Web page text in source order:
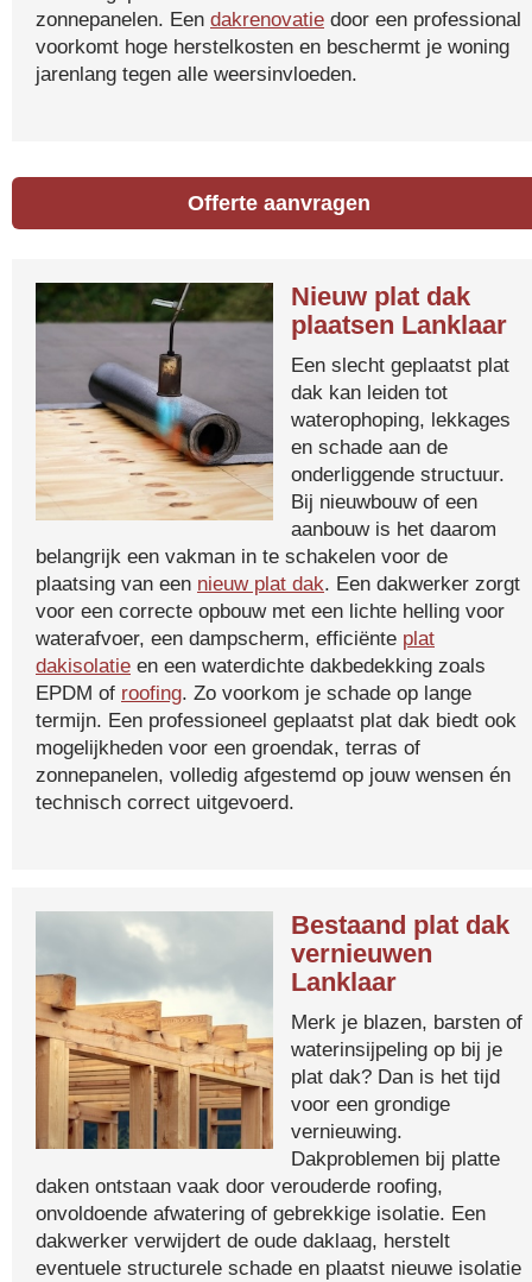
zonnepanelen. Een dakrenovatie door een professional
voorkomt hoge herstelkosten en beschermt je woning
jarenlang tegen alle weersinvloeden.
Offerte aanvragen
Nieuw plat dak
plaatsen Lanklaar
Een slecht geplaatst plat
dak kan leiden tot
waterophoping, lekkages
en schade aan de
onderliggende structuur.
Bij nieuwbouw of een
aanbouw is het daarom
belangrijk een vakman in te schakelen voor de
plaatsing van een nieuw plat dak. Een dakwerker zorgt
voor een correcte opbouw met een lichte helling voor
waterafvoer, een dampscherm, efficiënte plat
dakisolatie en een waterdichte dakbedekking zoals
EPDM of roofing. Zo voorkom je schade op lange
termijn. Een professioneel geplaatst plat dak biedt ook
mogelijkheden voor een groendak, terras of
zonnepanelen, volledig afgestemd op jouw wensen én
technisch correct uitgevoerd.
Bestaand plat dak
vernieuwen
Lanklaar
Merk je blazen, barsten of
waterinsijpeling op bij je
plat dak? Dan is het tijd
voor een grondige
vernieuwing.
Dakproblemen bij platte
daken ontstaan vaak door verouderde roofing,
onvoldoende afwatering of gebrekkige isolatie. Een
dakwerker verwijdert de oude daklaag, herstelt
eventuele structurele schade en plaatst nieuwe isolatie